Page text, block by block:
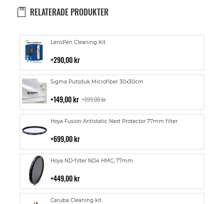
RELATERADE PRODUKTER
LensPen Cleaning Kit
290,00 kr
Lägg
i
Sigma Putsduk Microfiber 30x30cm
149,00 kr 199,00 kr
Lägg
i
Hoya Fusion Antistatic Next Protector 77mm filter
699,00 kr
Lägg
i
Hoya ND-filter ND4 HMC, 77mm
449,00 kr
Lägg
i
Caruba Cleaning kit
Lägg